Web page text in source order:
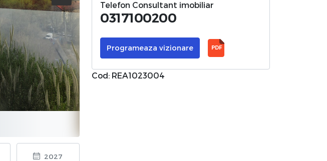
2027
Telefon Consultant imobiliar
0317100200
Programeaza vizionare PDF
Cod: REA1023004